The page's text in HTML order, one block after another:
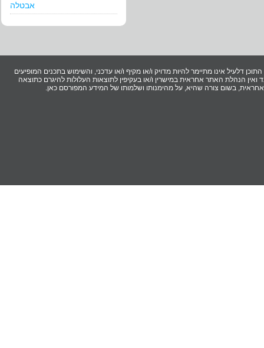
אבטלה
דלעיל אינו מתיימר להיות מדויק ו/או מקיף ו/או עדכני, והשימוש בתכנים המופיעים
הנהלת האתר אחראית במישרין ו/או בעקיפין לתוצאות העלולות להיגרם כתוצאה
בשום צורה שהיא, על מהימנותו ושלמותו של המידע המפורסם כאן.